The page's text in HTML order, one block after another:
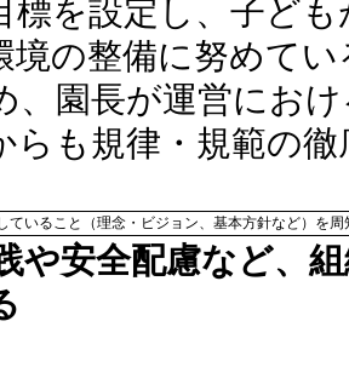
標を設定し、子ど
境の整備に努めて
、園長が運営にお
らも規律・規範の
ていること（理念・ビジョン、基本方針など）を周
や安全配慮など、